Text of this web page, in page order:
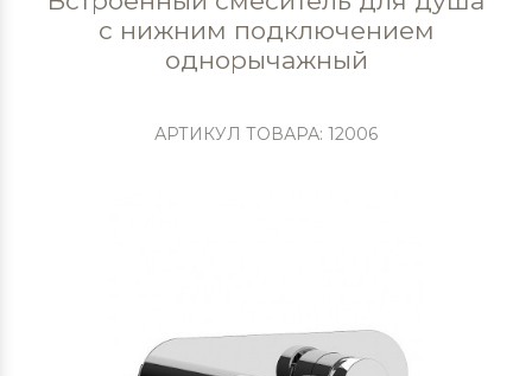
с нижним подключением
однорычажный
АРТИКУЛ ТОВАРА: 12006